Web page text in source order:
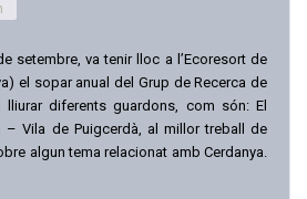
setembre, va tenir lloc a l’Ecoresort de
el sopar anual del Grup de Recerca de
lliurar diferents guardons, com són: El
– Vila de Puigcerdà, al millor treball de
algun tema relacionat amb Cerdanya.